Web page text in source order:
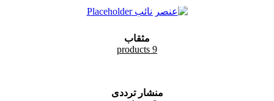
مثقاب
9 products
منشار ترددى